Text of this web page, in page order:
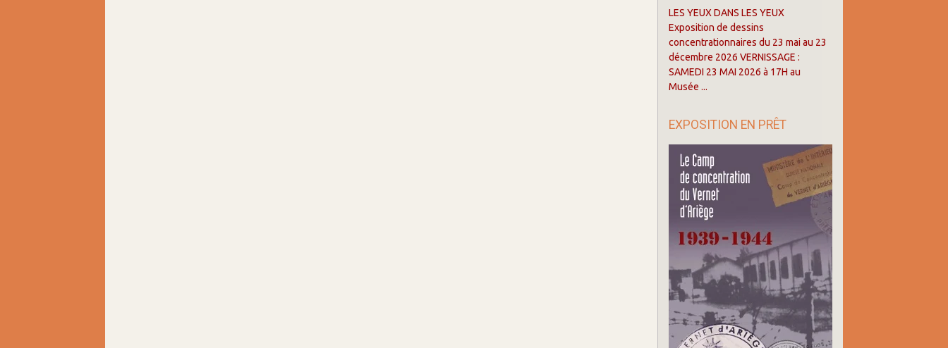
LES YEUX DANS LES YEUX
Exposition de dessins
concentrationnaires du 23 mai au 23
décembre 2026 VERNISSAGE :
SAMEDI 23 MAI 2026 à 17H au
Musée ...
EXPOSITION EN PRÊT